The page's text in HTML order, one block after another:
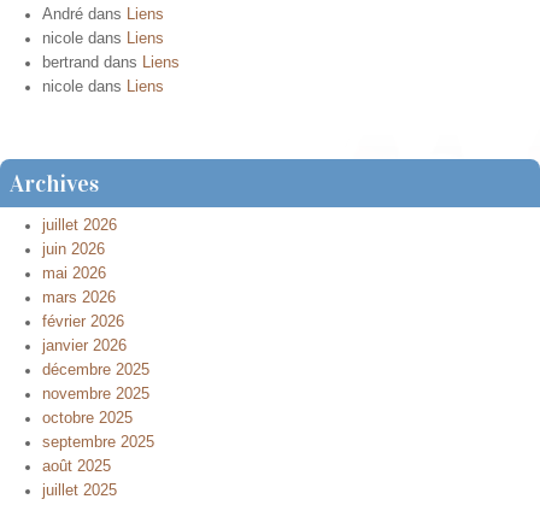
André dans
Liens
nicole dans
Liens
bertrand dans
Liens
nicole dans Liens
Archives
juillet 2026
juin 2026
mai 2026
mars 2026
février 2026
janvier 2026
décembre 2025
novembre 2025
octobre 2025
septembre 2025
août 2025
juillet 2025